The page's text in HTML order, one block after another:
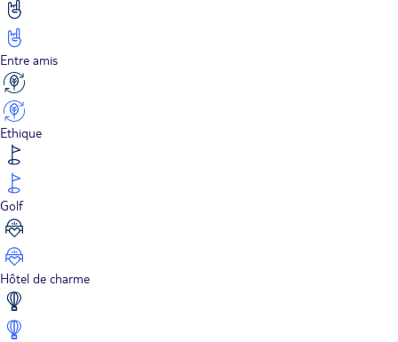
Entre amis
Ethique
Golf
Hôtel de charme